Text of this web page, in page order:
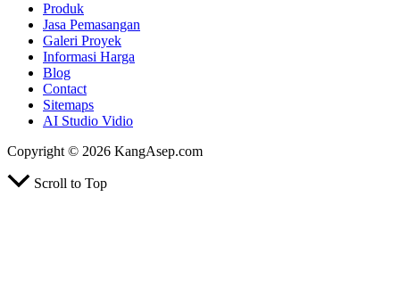
Produk
Jasa Pemasangan
Galeri Proyek
Informasi Harga
Blog
Contact
Sitemaps
AI Studio Vidio
Copyright © 2026 KangAsep.com
Scroll to Top